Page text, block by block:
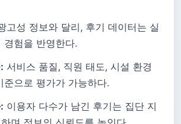
고성 정보와 달리, 후기 데이터는 실
경험을 반영한다.
서비스 품질, 직원 태도, 시설 환경
준으로 평가가 가능하다.
이용자 다수가 남긴 후기는 집단 지